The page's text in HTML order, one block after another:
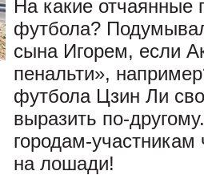
На какие отчаянные
футбола?
сына Игорем, если
пенальти»,
футбола Цзин Ли
выразить по-
городам-
на лошади!